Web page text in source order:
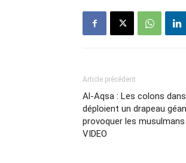
Article précédent
Al-Aqsa : Les colons
déploient un drapeau
provoquer les
VIDEO